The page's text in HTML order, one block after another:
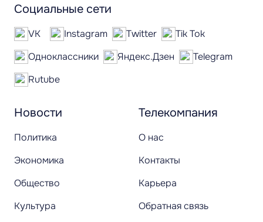
Новости
Политика
Экономика
Общество
Культура
Телекомпания
О нас
Контакты
Карьера
Обратная связь
Социальные сети
VK Instagram Twitter
Tik Tok
Одноклассники
Яндекс.Дзен
Telegram
Rutube